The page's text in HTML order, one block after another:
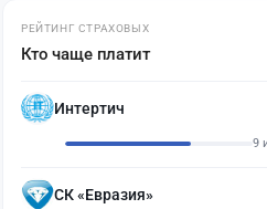
РЕЙТИНГ СТРАХОВЫХ
Кто чаще платит
Интертич
9
СК «Евразия»